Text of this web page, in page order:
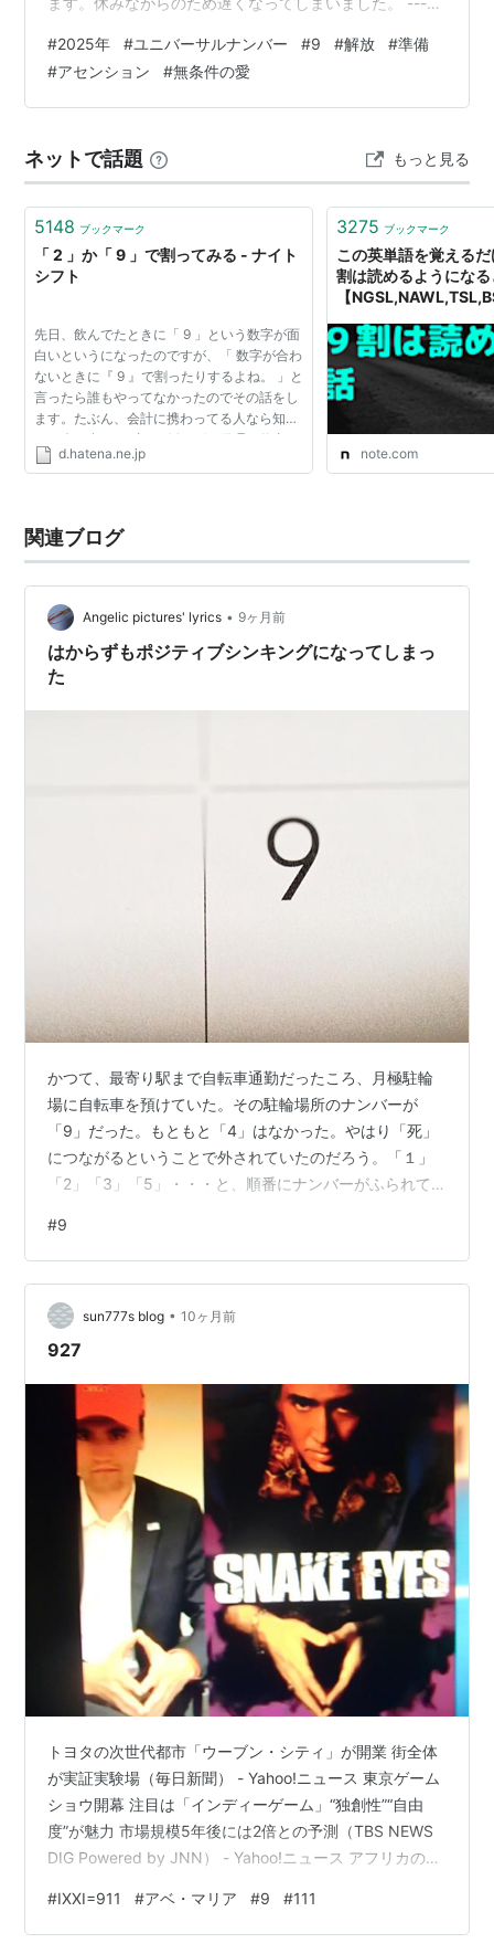
「2025年ユニバーサル9完成」という題名のガイダンス
です。 2025 Universal 9 Completion 2025 Universal 9
Completion – Era of Light ※ 言語選択（…
#2025年 #ユニバーサルナンバー #9 #解放 #準備
#アセンション #無条件の愛
ネットで話題 もっと見る
5148 ブックマーク
「 2 」か「 9 」で割ってみる - ナイト
シフト
先日、飲んでたときに「 9 」という数字が面
白いというになったのですが、「 数字が合わ
ないときに『 9 』で割ったりするよね。 」と
言ったら誰もやってなかったのでその話をし
ます。たぶん、会計に携わってる人なら知っ
てる人も多いはず。 例えば、経理の仕事を
してたりすると、仕訳を全部入力したのに帳
d.hatena.ne.jp
3275 ブックマーク
この英単語を覚える
割は読めるようにな
【
note.com
関連ブログ
Angelic pictures' lyrics • 9ヶ月前
はからずもポジティブシンキングになってしまっ
た
かつて、最寄り駅まで自転車通勤だったころ、月極駐輪
場に自転車を預けていた。その駐輪場所のナンバーが
「9」だった。もともと「4」はなかった。やはり「死」
につながるということで外されていたのだろう。「１」
「2」「3」「5」・・・と、順番にナンバーがふられて
んじゃないんだ～・・・。まぁ別に、そんなに気にもし
てなかったけど、その後、自転車から原付に乗り換える
ことにして、月極駐輪代は自転車よりは高額になるが、
便利さには代えられないので駐輪場所を変えてもらっ
た。・・・変えても「9」だったので、なんとなく嫌だな
#9
sun777s blog • 10ヶ月前
927
トヨタの次世代都市「ウーブン・シティ」が開業 街全体
が実証実験場（毎日新聞） - Yahoo!ニュース 東京ゲーム
ショウ開幕 注目は「インディーゲーム」“独創性”“自由
度”が魅力 市場規模5年後には2倍との予測（TBS NEWS
DIG Powered by JNN） - Yahoo!ニュース アフリカのコ
（CNN.co.jp） - Yahoo!ニュース
https://x.com/BarackObama/status/19712134605254
#IXXI=911 #アベ・マリア #9 #111